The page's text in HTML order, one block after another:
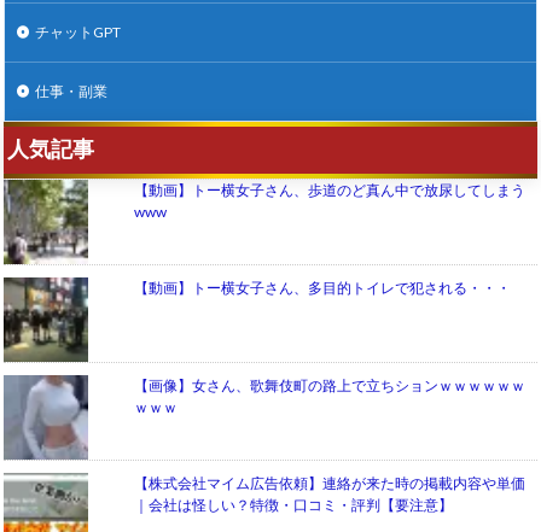
チャットGPT
仕事・副業
人気記事
【動画】トー横女子さん、歩道のど真ん中で放尿してしまう
www
【動画】トー横女子さん、多目的トイレで犯される・・・
【画像】女さん、歌舞伎町の路上で立ちションｗｗｗｗｗｗ
ｗｗｗ
【株式会社マイム広告依頼】連絡が来た時の掲載内容や単価
｜会社は怪しい？特徴・口コミ・評判【要注意】